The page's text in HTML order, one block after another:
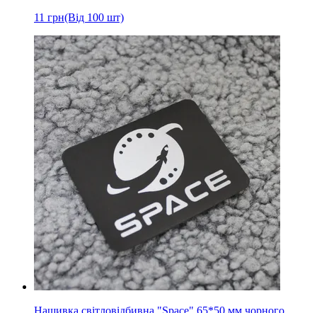
11 грн(Від 100 шт)
Нашивка світловідбивна "Space" 65*50 мм чорного